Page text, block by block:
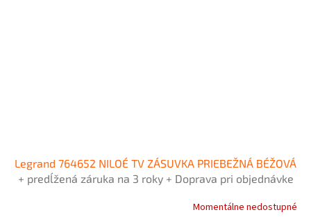
Legrand 764652 NILOÉ TV ZÁSUVKA PRIEBEŽNÁ BÉŽOVÁ
+ predĺžená záruka na 3 roky + Doprava pri objednávke
Momentálne nedostupné